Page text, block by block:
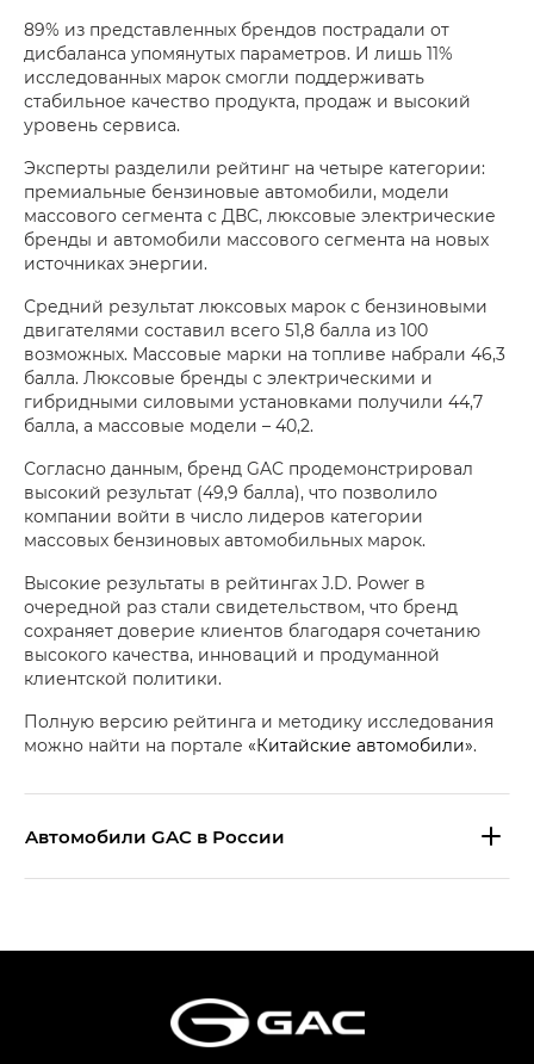
89% из представленных брендов пострадали от
дисбаланса упомянутых параметров. И лишь 11%
исследованных марок смогли поддерживать
стабильное качество продукта, продаж и высокий
уровень сервиса.
Эксперты разделили рейтинг на четыре категории:
премиальные бензиновые автомобили, модели
массового сегмента с ДВС, люксовые электрические
бренды и автомобили массового сегмента на новых
источниках энергии.
Средний результат люксовых марок с бензиновыми
двигателями составил всего 51,8 балла из 100
возможных. Массовые марки на топливе набрали 46,3
балла. Люксовые бренды с электрическими и
гибридными силовыми установками получили 44,7
балла, а массовые модели – 40,2.
Согласно данным, бренд GAC продемонстрировал
высокий результат (49,9 балла), что позволило
компании войти в число лидеров категории
массовых бензиновых автомобильных марок.
Высокие результаты в рейтингах J.D. Power в
очередной раз стали свидетельством, что бренд
сохраняет доверие клиентов благодаря сочетанию
высокого качества, инноваций и продуманной
клиентской политики.
Полную версию рейтинга и методику исследования
можно найти на портале «Китайские автомобили».
Aвтомобили GAC в России
Эс Икс ПРЕМИУМ — SX PREMIUM
S7 — Эс 7 (S7) в комплектациях
Эс Икс ПРЕМИУМ — SX PREMIUM, Эс Тэ — ST